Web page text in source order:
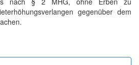
gegenüber dem